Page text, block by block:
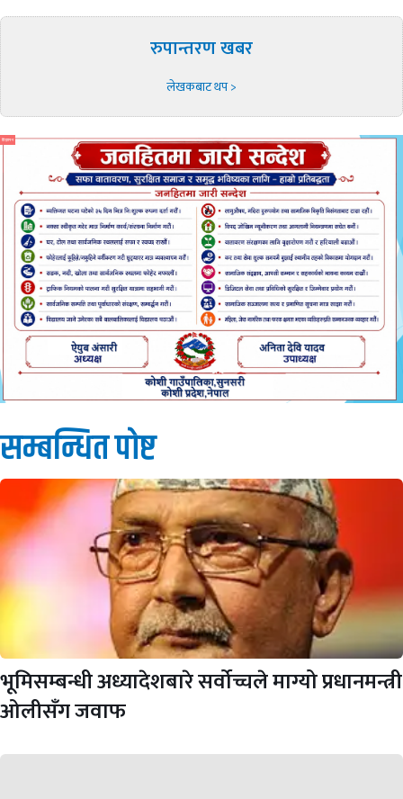
रुपान्तरण खबर
लेखकबाट थप >
विज्ञापन
सम्बन्धित पाेष्ट
भूमिसम्बन्धी अध्यादेशबारे सर्वोच्चले माग्यो प्रधानमन्त्री
ओलीसँग जवाफ